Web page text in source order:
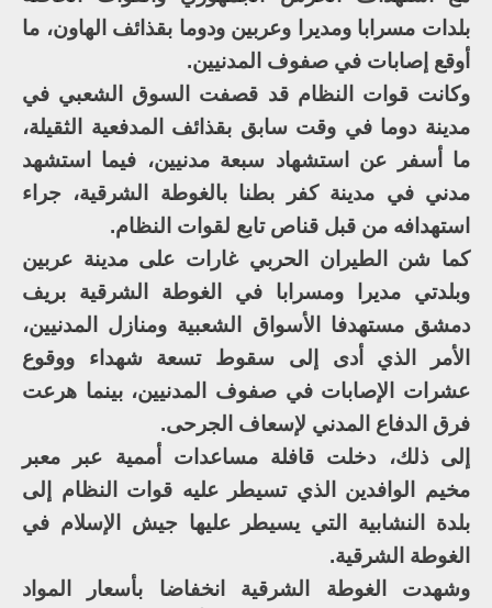
بلدات مسرابا ومديرا وعربين ودوما بقذائف الهاون، ما
أوقع إصابات في صفوف المدنيين.
وكانت قوات النظام قد قصفت السوق الشعبي في
مدينة دوما في وقت سابق بقذائف المدفعية الثقيلة،
ما أسفر عن استشهاد سبعة مدنيين، فيما استشهد
مدني في مدينة كفر بطنا بالغوطة الشرقية، جراء
استهدافه من قبل قناص تابع لقوات النظام.
كما شن الطيران الحربي غارات على مدينة عربين
وبلدتي مديرا ومسرابا في الغوطة الشرقية بريف
دمشق مستهدفا الأسواق الشعبية ومنازل المدنيين،
الأمر الذي أدى إلى سقوط تسعة شهداء ووقوع
عشرات الإصابات في صفوف المدنيين، بينما هرعت
فرق الدفاع المدني لإسعاف الجرحى.
إلى ذلك، دخلت قافلة مساعدات أممية عبر معبر
مخيم الوافدين الذي تسيطر عليه قوات النظام إلى
بلدة النشابية التي يسيطر عليها جيش الإسلام في
الغوطة الشرقية.
وشهدت الغوطة الشرقية انخفاضا بأسعار المواد